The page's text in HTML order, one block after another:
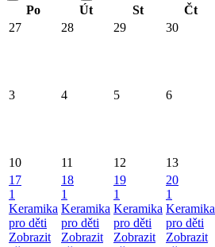
Po
Út St Čt
27
28 29 30
3 4 5 6
10 11 12 13
17
1
Keramika
pro děti
Zobrazit
18
1
Keramika
pro děti
Zobrazit
19
1
Keramika
pro děti
Zobrazit
20
1
Keramika
pro děti
Zobrazit